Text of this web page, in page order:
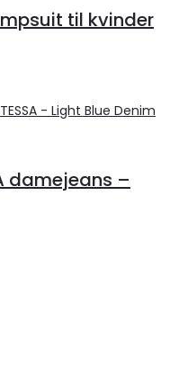
til kvinder
damejeans –